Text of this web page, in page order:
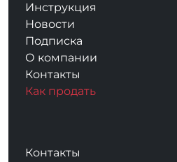
Инструкция
Новости
Подписка
О компании
Контакты
Как продать
Контакты